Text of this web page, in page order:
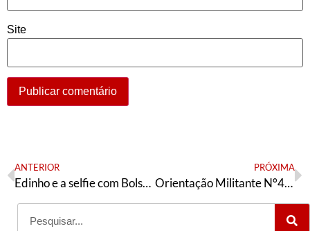
Site
ANTERIOR
Edinho e a selfie com Bolsonaro
PRÓXIMA
Orientação Militante N°457 (1 de abril de 2025)